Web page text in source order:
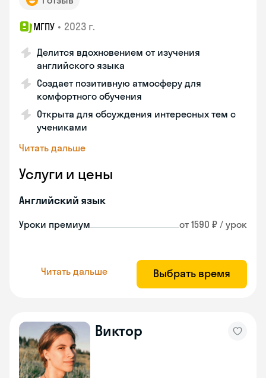
МГПУ • 2023 г.
Делится вдохновением от изучения
английского языка
Создает позитивную атмосферу для
комфортного обучения
Открыта для обсуждения интересных тем с
учениками
Читать дальше
Услуги и цены
Английский язык
Уроки премиум от 1590 ₽ / урок
Читать дальше Выбрать время
Виктор